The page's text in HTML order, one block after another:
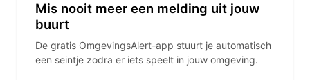
Mis nooit meer een melding uit jouw
buurt
De gratis OmgevingsAlert-app stuurt je automatisch
een seintje zodra er iets speelt in jouw omgeving.